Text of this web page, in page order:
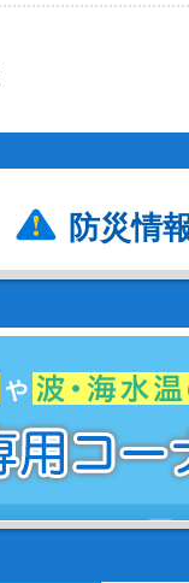
防災情